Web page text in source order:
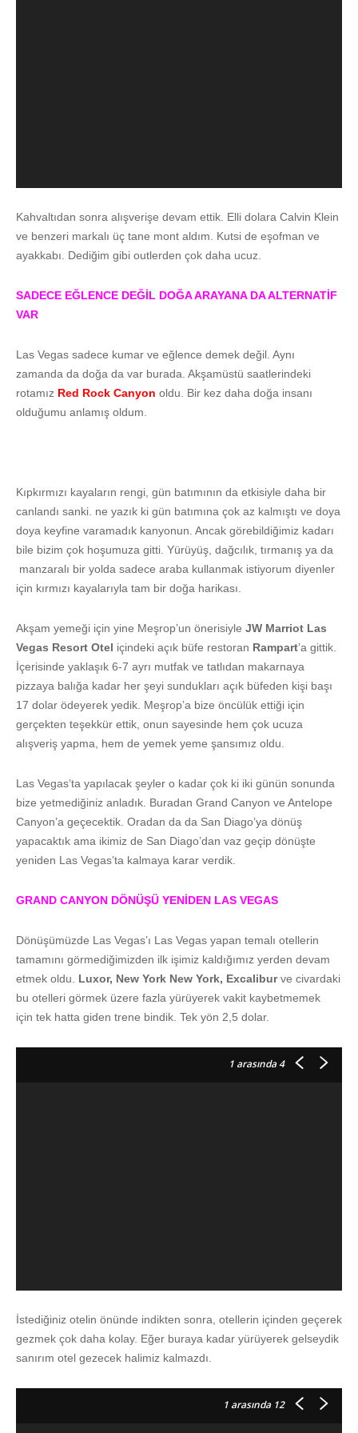
Kahvaltıdan sonra alışverişe devam ettik. Elli dolara Calvin Klein
ve benzeri markalı üç tane mont aldım. Kutsi de eşofman ve
ayakkabı. Dediğim gibi outlerden çok daha ucuz.
SADECE EĞLENCE DEĞİL DOĞA ARAYANA DA ALTERNATİF
VAR
Las Vegas sadece kumar ve eğlence demek değil. Aynı
zamanda da doğa da var burada. Akşamüstü saatlerindeki
rotamız Red Rock Canyon oldu. Bir kez daha doğa insanı
olduğumu anlamış oldum.
Kıpkırmızı kayaların rengi, gün batımının da etkisiyle daha bir
canlandı sanki. ne yazık ki gün batımına çok az kalmıştı ve doya
doya keyfine varamadık kanyonun. Ancak görebildiğimiz kadarı
bile bizim çok hoşumuza gitti. Yürüyüş, dağcılık, tırmanış ya da
manzaralı bir yolda sadece araba kullanmak istiyorum diyenler
için kırmızı kayalarıyla tam bir doğa harikası.
Akşam yemeği için yine Meşrop’un önerisiyle JW Marriot Las
Vegas Resort Otel içindeki açık büfe restoran Rampart’a gittik.
İçerisinde yaklaşık 6-7 ayrı mutfak ve tatlıdan makarnaya
pizzaya balığa kadar her şeyi sundukları açık büfeden kişi başı
17 dolar ödeyerek yedik. Meşrop’a bize öncülük ettiği için
gerçekten teşekkür ettik, onun sayesinde hem çok ucuza
alışveriş yapma, hem de yemek yeme şansımız oldu.
Las Vegas’ta yapılacak şeyler o kadar çok ki iki günün sonunda
bize yetmediğiniz anladık. Buradan Grand Canyon ve Antelope
Canyon’a geçecektik. Oradan da da San Diago’ya dönüş
yapacaktık ama ikimiz de San Diago’dan vaz geçip dönüşte
yeniden Las Vegas’ta kalmaya karar verdik.
GRAND CANYON DÖNÜŞÜ YENİDEN LAS VEGAS
Dönüşümüzde Las Vegas’ı Las Vegas yapan temalı otellerin
tamamını görmediğimizden ilk işimiz kaldığımız yerden devam
etmek oldu. Luxor, New York New York, Excaliburve civardaki
bu otelleri görmek üzere fazla yürüyerek vakit kaybetmemek
için tek hatta giden trene bindik. Tek yön 2,5 dolar.
1 arasında 4
İstediğiniz otelin önünde indikten sonra, otellerin içinden geçerek
gezmek çok daha kolay. Eğer buraya kadar yürüyerek gelseydik
sanırım otel gezecek halimiz kalmazdı.
1 arasında 12